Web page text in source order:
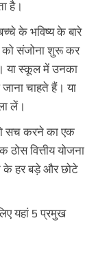
करें
है।
के भविष्य के बारे
संजोना शुरू कर
या स्कूल में उनका
चाहते हैं। या
लें।
सच करने का एक
वित्तीय योजना
हर बड़े और छोटे
यहां 5 प्रमुख